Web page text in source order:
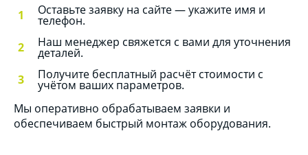
Оставьте заявку на сайте — укажите имя и
телефон.
Наш менеджер свяжется с вами для уточнения
деталей.
Получите бесплатный расчёт стоимости с
учётом ваших параметров.
Мы оперативно обрабатываем заявки и
обеспечиваем быстрый монтаж оборудования.